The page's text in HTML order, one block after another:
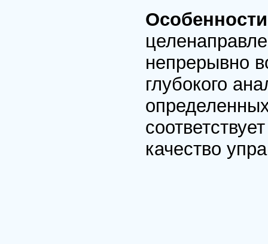
непрерывно
глубокого
качество